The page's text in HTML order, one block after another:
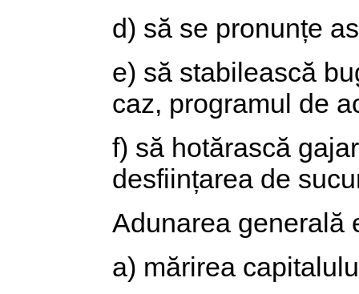
d) să se pronunțe
e) să stabilească
caz, programul de
f) să hotărască
desființarea de
Adunarea generală
a) mărirea